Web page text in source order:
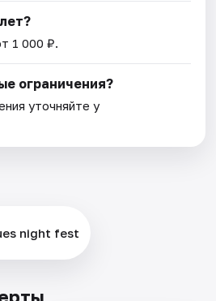
1 000 ₽.
ограничения?
уточняйте у
night fest